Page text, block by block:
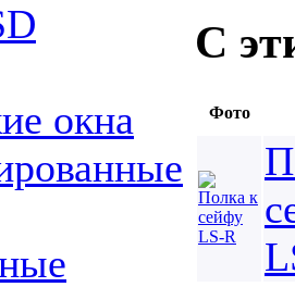
окна
С
Фото